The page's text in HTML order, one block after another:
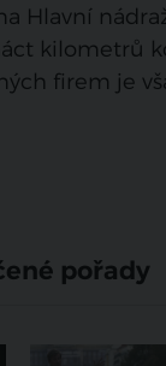
Hlavní
kilometrů
firem je
pořady